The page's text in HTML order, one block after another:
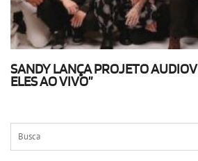
SANDY LANÇA PROJETO
ELES AO VIVO”